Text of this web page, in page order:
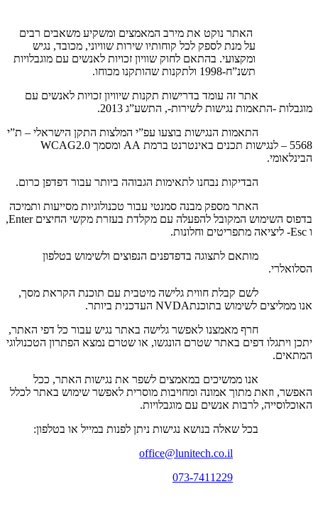
האתר נוקט את מירב המאמצים ומשקיע משאבים רבים
על מנת לספק לכל קוחותיו שירות שוויוני, מכובד, נגיש
ומקצועי. בהתאם לחוק שוויון זכויות לאנשים עם מוגבלויות
תשנ”ח-1998 ולתקנות שהותקנו מכוחו.
אתר זה עומד בדרישות תקנות שיוויון זכויות לאנשים עם
מוגבלות -התאמות נגישות לשירות-, התשע”ג 2013.
התאמות הנגישות בוצעו עפ”י המלצות התקן הישראלי – ת”י
5568 – לנגישות תכנים באינטרנט ברמת AA ומסמך 0.WCAG2
הבינלאומי.
הבדיקות נבחנו לתאימות הגבוהה ביותר עבור דפדפן כרום.
האתר מספק מבנה סמנטי עבור טכנולוגיות מסייעות ותמיכה
בדפוס השימוש המקובל להפעלה עם מקלדת בעזרת מקשי החיצים Enter,
ו Esc- ליציאה מתפריטים וחלונות.
מותאם לתצוגה בדפדפנים הנפוצים ולשימוש בטלפון
הסלואלרי.
לשם קבלת חווית גלישה מיטבית עם תוכנת הקראת מסך,
אנו ממליצים לשימוש בתוכנתNVDA העדכנית ביותר.
חרף מאמצנו לאפשר גלישה באתר נגיש עבור כל דפי האתר,
יתכן ויתגלו דפים באתר שטרם הונגשו, או שטרם נמצא הפתרון הטכנולוגי
המתאים.
אנו ממשיכים במאמצים לשפר את נגישות האתר, ככל
האפשר, וזאת מתוך אמונה ומחויבות מוסרית לאפשר שימוש באתר לכלל
האוכלוסייה, לרבות אנשים עם מוגבלויות.
בכל שאלה בנושא נגישות ניתן לפנות במייל או בטלפון:
office@lunitech.co.il
073-7411229